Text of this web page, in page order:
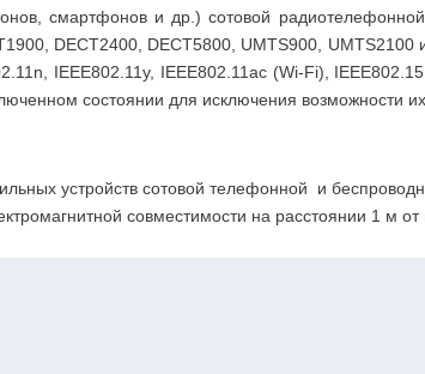
смартфонов и др.) сотовой
DECT2400, DECT5800, UMTS900, UMTS2100
IEEE802.11y, IEEE802.11ac (Wi-Fi),
состоянии для исключения возможности их
устройств сотовой телефонной и
совместимости на расстоянии 1 м от